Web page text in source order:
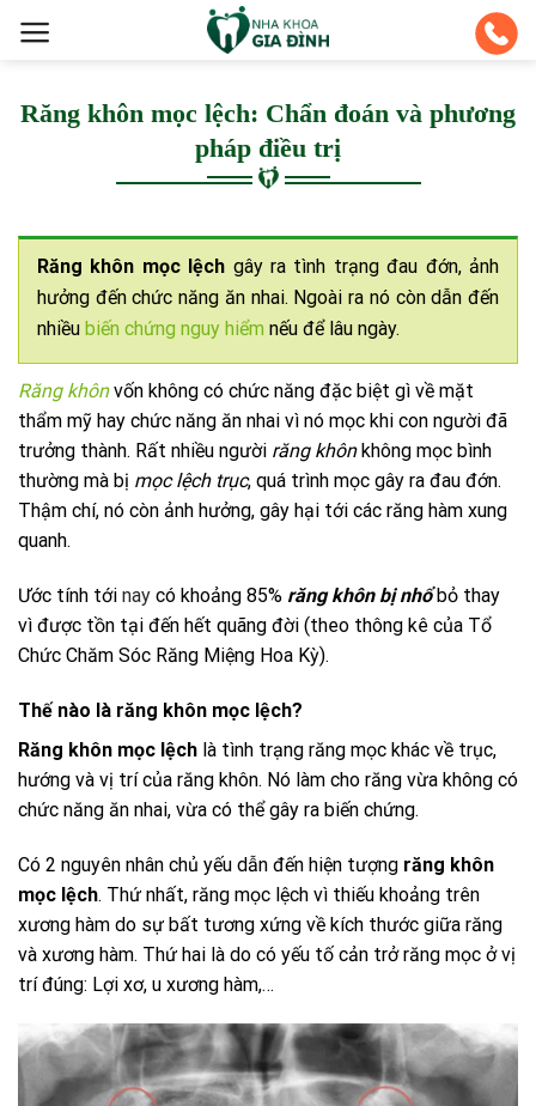
Răng khôn mọc lệch: Chẩn đoán và phương
pháp điều trị
Răng khôn mọc lệch gây ra tình trạng đau đớn, ảnh
hưởng đến chức năng ăn nhai. Ngoài ra nó còn dẫn đến
nhiều biến chứng nguy hiểm nếu để lâu ngày.
Răng khônvốn không có chức năng đặc biệt gì về mặt
thẩm mỹ hay chức năng ăn nhai vì nó mọc khi con người đã
trưởng thành. Rất nhiều người răng khônkhông mọc bình
thường mà bị mọc lệch trục, quá trình mọc gây ra đau đớn.
Thậm chí, nó còn ảnh hưởng, gây hại tới các răng hàm xung
quanh.
Ước tính tới nay có khoảng 85% răng khôn bị nhổbỏ thay
vì được tồn tại đến hết quãng đời (theo thông kê của Tổ
Chức Chăm Sóc Răng Miệng Hoa Kỳ).
Thế nào là răng khôn mọc lệch?
Răng khôn mọc lệch là tình trạng răng mọc khác về trục,
hướng và vị trí của răng khôn. Nó làm cho răng vừa không có
chức năng ăn nhai, vừa có thể gây ra biến chứng.
Có 2 nguyên nhân chủ yếu dẫn đến hiện tượng răng khôn
mọc lệch. Thứ nhất, răng mọc lệch vì thiếu khoảng trên
xương hàm do sự bất tương xứng về kích thước giữa răng
và xương hàm. Thứ hai là do có yếu tố cản trở răng mọc ở vị
trí đúng: Lợi xơ, u xương hàm,…